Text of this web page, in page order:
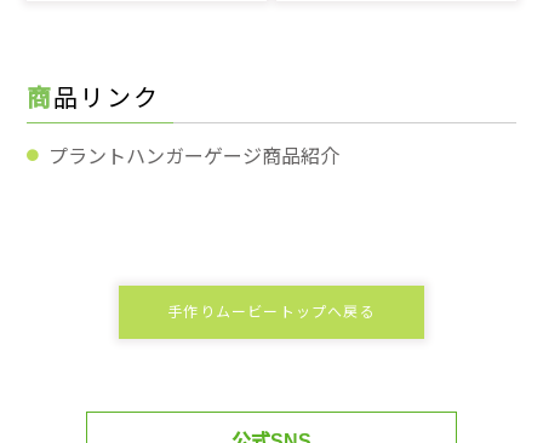
商品リンク
プラントハンガーゲージ商品紹介
手作りムービートップへ戻る